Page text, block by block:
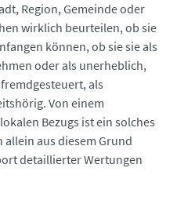
Region, Gemeinde oder
wirklich beurteilen, ob sie
können, ob sie sie als
oder als unerheblich,
als
Von einem
Bezugs ist ein solches
aus diesem Grund
detaillierter Wertungen